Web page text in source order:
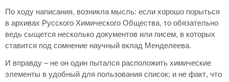
По ходу написания, возникла мысль: если хорошо порыться
в архивах Русского Химического Общества, то обязательно
ведь сыщется несколько документов или писем, в которых
ставится под сомнение научный вклад Менделеева.
И вправду – не он один пытался расположить химические
элементы в удобный для пользования список; и не факт, что